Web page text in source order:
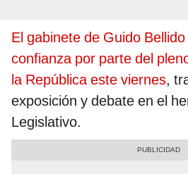
El gabinete de Guido
confianza por parte del
la República este viernes,
exposición y debate en el
Legislativo.